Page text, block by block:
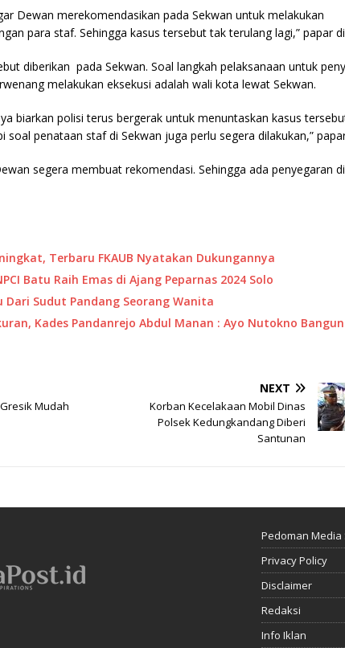
Dewan merekomendasikan pada Sekwan untuk melakukan
para staf. Sehingga kasus tersebut tak terulang lagi,” papar
diberikan pada Sekwan. Soal langkah pelaksanaan untuk
melakukan eksekusi adalah wali kota lewat Sekwan.
biarkan polisi terus bergerak untuk menuntaskan kasus
penataan staf di Sekwan juga perlu segera dilakukan,”
segera membuat rekomendasi. Sehingga ada penyegaran di
Terbaru FKAUB Nyatakan Dukungannya
Batu Raih Emas di Ajang Peparnas 2024 Solo
Sudut Pandang Seorang Wanita
Kades Pandanrejo Abdul Manan : Ayo Nutokno Bangun
Mudah
NEXT
Korban Kecelakaan Mobil Dinas
Polsek Kedungkandang Diberi
Santunan
Pedoman Media
Privacy Policy
Disclaimer
Redaksi
Info Iklan